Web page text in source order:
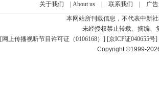
关于我们 About us| 联系我们
广
本网站所刊载信息，不代表中新
未经授权禁止转载、摘编、
[网上传播视听节目许可证（0106168） ] [京ICP证040655号]
Copyright ©1999-